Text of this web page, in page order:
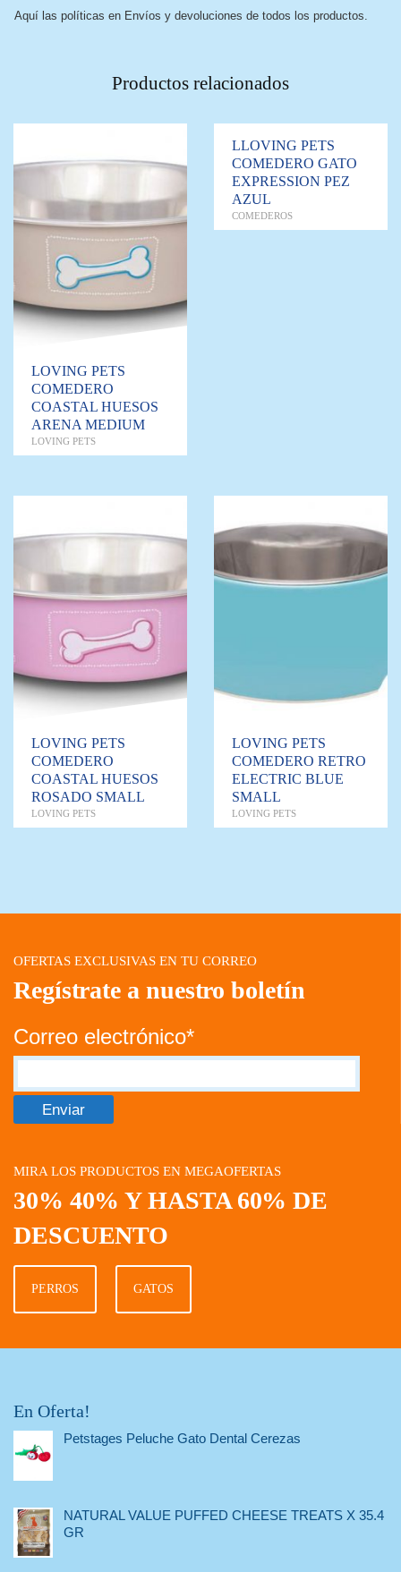
Aquí las políticas en Envíos y devoluciones de todos los productos.
Productos relacionados
LOVING PETS
COMEDERO
COASTAL HUESOS
ARENA MEDIUM
LOVING PETS
LLOVING PETS
COMEDERO GATO
EXPRESSION PEZ
AZUL
COMEDEROS
LOVING PETS
COMEDERO
COASTAL HUESOS
ROSADO SMALL
LOVING PETS
LOVING PETS
COMEDERO RETRO
ELECTRIC BLUE
SMALL
LOVING PETS
OFERTAS EXCLUSIVAS EN TU CORREO
Regístrate a nuestro boletín
Correo electrónico*
MIRA LOS PRODUCTOS EN MEGAOFERTAS
30% 40% Y HASTA 60% DE
DESCUENTO
PERROS GATOS
En Oferta!
Petstages Peluche Gato Dental Cerezas
NATURAL VALUE PUFFED CHEESE TREATS X 35.4
GR